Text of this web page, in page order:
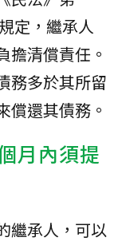
定，繼承人
擔清償責任。
務多於其所留
償還其債務。
月內須提
繼承人，可以